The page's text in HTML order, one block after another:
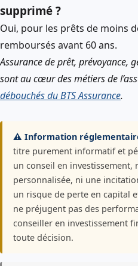
supprimé ?
Oui, pour les prêts de moins
remboursés avant 60 ans.
Assurance de prêt, prévoyance,
sont au cœur des métiers de
débouchés du BTS Assurance.
⚠️ Information
titre purement informatif et
un conseil en investissement,
personnalisée, ni une
un risque de perte en capital
ne préjugent pas des
conseiller en investissement
toute décision.